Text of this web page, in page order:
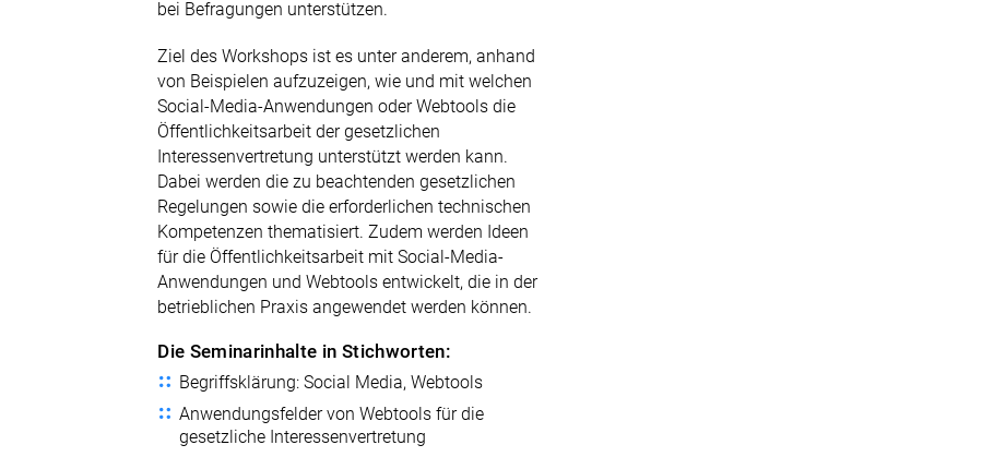
bei Befragungen unterstützen.
Ziel des Workshops ist es unter anderem, anhand
von Beispielen aufzuzeigen, wie und mit welchen
Social-Media-Anwendungen oder Webtools die
Öffentlichkeitsarbeit der gesetzlichen
Interessenvertretung unterstützt werden kann.
Dabei werden die zu beachtenden gesetzlichen
Regelungen sowie die erforderlichen technischen
Kompetenzen thematisiert. Zudem werden Ideen
für die Öffentlichkeitsarbeit mit Social-Media-
Anwendungen und Webtools entwickelt, die in der
betrieblichen Praxis angewendet werden können.
Die Seminarinhalte in Stichworten:
Begriffsklärung: Social Media, Webtools
Anwendungsfelder von Webtools für die
gesetzliche Interessenvertretung